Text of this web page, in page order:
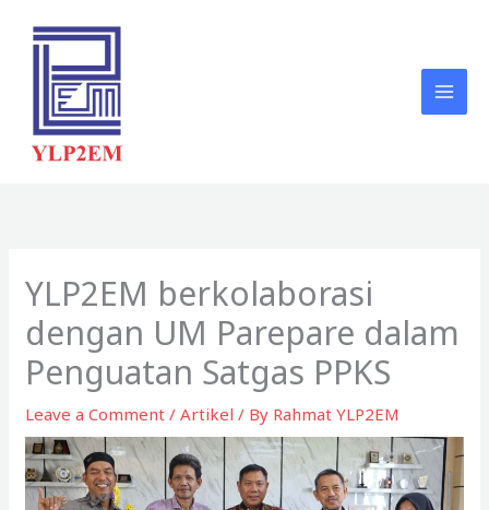
content
YLP2EM berkolaborasi
dengan UM Parepare dalam
Penguatan Satgas PPKS
Leave a Comment /Artikel / By Rahmat YLP2EM